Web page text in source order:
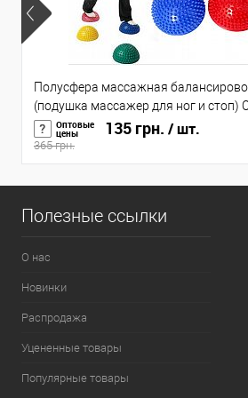
Полусфера массажная
(подушка массажер для ног и стоп)
(OF-0059)
Оптовые
цены 135 грн. / шт.
365 грн.
Полезные ссылки
О нас
Новинки
Распродажа
Уцененные товары
Популярные товары